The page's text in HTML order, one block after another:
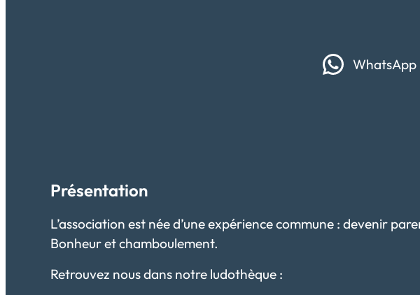
WhatsApp
Présentation
L’association est née d’une expérience commune : devenir
Bonheur et chamboulement.
Retrouvez nous dans notre ludothèque :